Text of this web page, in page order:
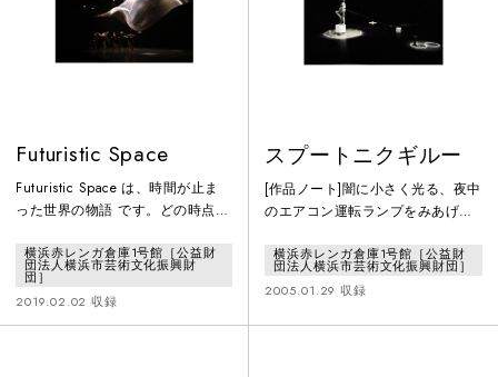
Futuristic Space
Futuristic Space は、時間が止ま
った世界の物語 です。どの時点で
りません。ある、とてつもない出
来事によって、色々な場所から見
知らぬ人々が集まります。それぞ
れ が、複雑で暗い過去を隠し持っ
横浜赤レンガ倉庫1号館［公益財
団法人横浜市芸術文化振興財
団］
2019.02.02 収録
スプートニクギルー
[作品ノート]闇に小さく光る、夜中
のエアコン運転ランプをみあげ
つきりの、そのカタチのゆくすえ
を。シーツに広がる雪原、ひとが
たキエル。 *トン
ネルの中、走るからだに目隠しし
横浜赤レンガ倉庫1号館［公益財
団法人横浜市芸術文化振興財団］
2005.01.29 収録